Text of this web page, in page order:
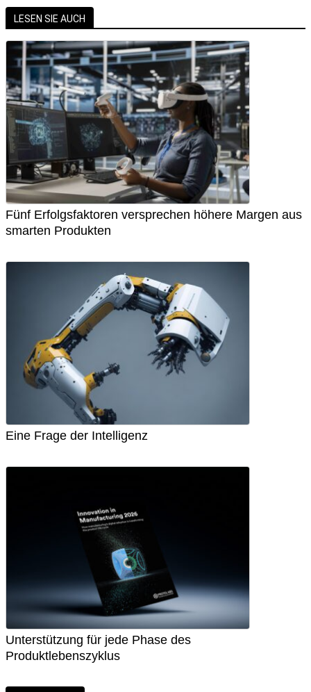
LESEN SIE AUCH
Fünf Erfolgsfaktoren versprechen höhere Margen aus
smarten Produkten
Eine Frage der Intelligenz
Unterstützung für jede Phase des
Produktlebenszyklus